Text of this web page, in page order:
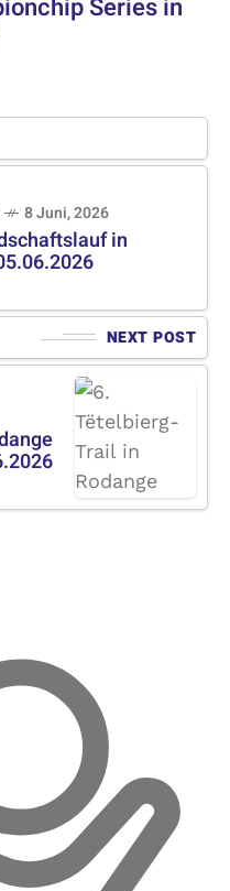
Series in
8 Juni, 2026
in
NEXT POST